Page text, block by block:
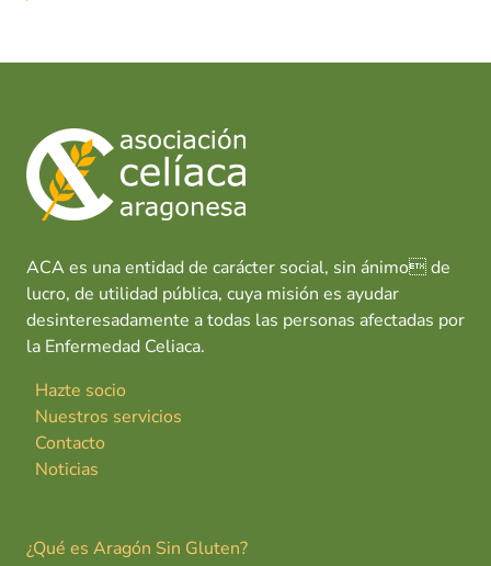
ACA es una entidad de carácter social, sin ánimo de
lucro, de utilidad pública, cuya misión es ayudar
desinteresadamente a todas las personas afectadas por
la Enfermedad Celiaca.
Hazte socio
Nuestros servicios
Contacto
Noticias
¿Qué es Aragón Sin Gluten?